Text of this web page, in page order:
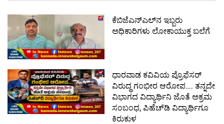
ಕೆಬಿಜೆಎನ್‌ಎಲ್‌ನ ಇಬ್ಬರು
ಅಧಿಕಾರಿಗಳು ಲೋಕಾಯುಕ್ತ ಬಲೆಗೆ
ಧಾರವಾಡ ಕವಿವಿಯ ಪ್ರೊಫೆಸರ್
ವಿರುದ್ಧ ಗಂಭೀರ ಆರೋಪ…. ತನ್ನದೇ
ವಿಭಾಗದ ವಿದ್ಯಾರ್ಥಿನಿ ಜೊತೆ ಅಕ್ರಮ
ಸಂಬಂಧ, ಪಿಹೆಚ್‌ಡಿ ವಿದ್ಯಾರ್ಥಿಗೂ
ಕಿರುಕುಳ